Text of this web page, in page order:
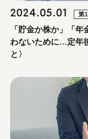
2024.05.01 第
「貯金か株か」「
わないために…定年
と〉